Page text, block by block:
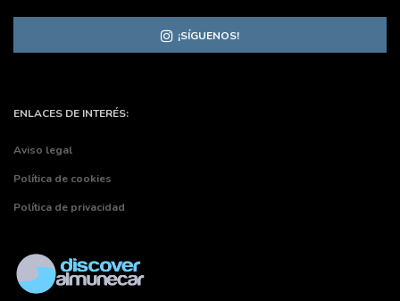
¡SÍGUENOS!
ENLACES DE INTERÉS:
Aviso legal
Política de cookies
Política de privacidad